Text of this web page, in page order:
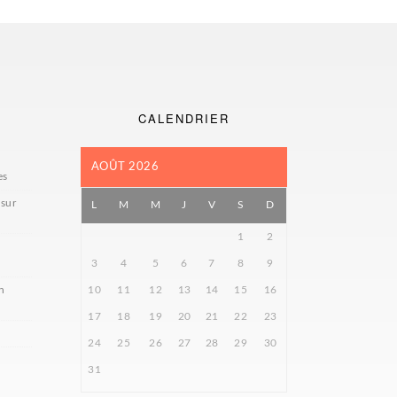
CALENDRIER
AOÛT 2026
L M M J V S D
1 2
3 4 5 6 7 8 9
10 11 12 13 14 15 16
17 18 19 20 21 22 23
24 25 26 27 28 29 30
31